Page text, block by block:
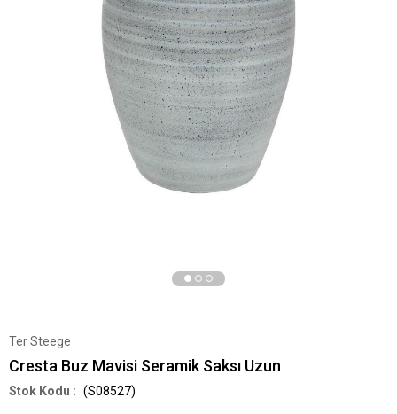
Ter Steege
Cresta Buz Mavisi Seramik Saksı Uzun
(S08527)